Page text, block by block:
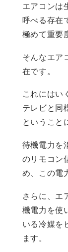
エアコンは
呼べる存在
極めて重要
そんなエア
在です。
これにはい
テレビと同
ということ
待機電力を
のリモコン
め、この電
さらに、エ
機電力を使
いる冷媒を
ます。